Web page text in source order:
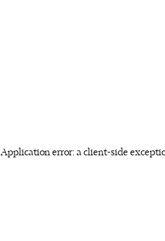
Application error: a client-side